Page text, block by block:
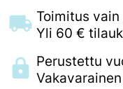
Toimitus
Yli 60 €
Perustettu